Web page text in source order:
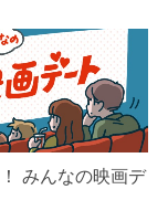
みんなの映画デ